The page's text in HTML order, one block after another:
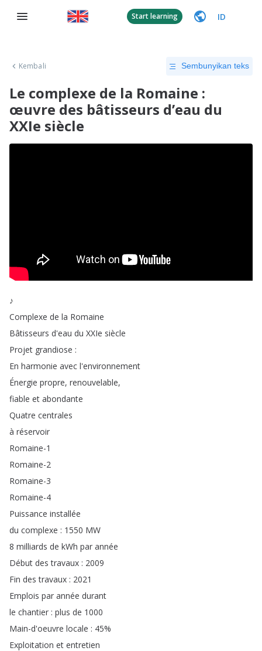
Start learning ID
Kembali Sembunyikan teks
Le complexe de la Romaine :
œuvre des bâtisseurs d’eau du
XXIe siècle
♪
Complexe de la Romaine
Bâtisseurs d'eau du XXIe siècle
Projet grandiose :
En harmonie avec l'environnement
Énergie propre, renouvelable,
fiable et abondante
Quatre centrales
à réservoir
Romaine-1
Romaine-2
Romaine-3
Romaine-4
Puissance installée
du complexe : 1550 MW
8 milliards de kWh par année
Début des travaux : 2009
Fin des travaux : 2021
Emplois par année durant
le chantier : plus de 1000
Main-d'oeuvre locale : 45%
Exploitation et entretien